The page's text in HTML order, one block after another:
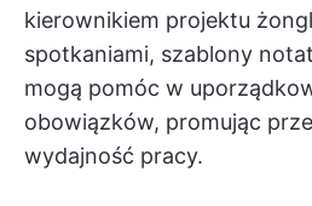
kierownikiem projektu
spotkaniami, szablony
mogą pomóc w
obowiązków, promując
wydajność pracy.